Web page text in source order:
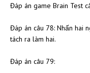
Đáp án game Brain Test
Đáp án câu 78: Nhấn hai
tách ra làm hai.
Đáp án câu 79: